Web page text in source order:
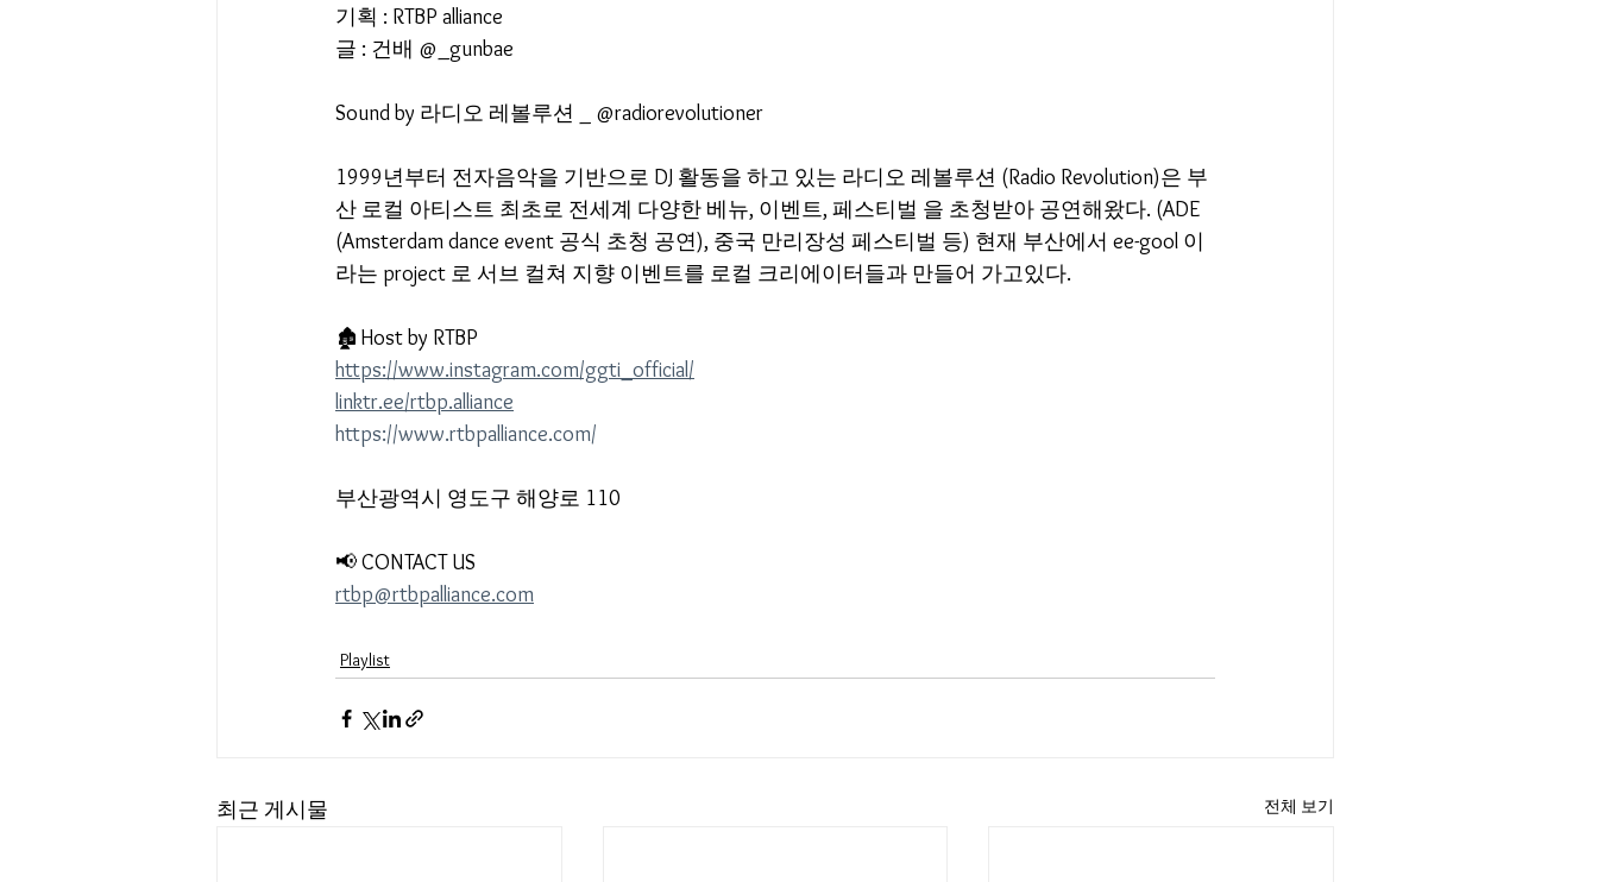
기획 : RTBP alliance
글 : 건배 @_gunbae
Sound by 라디오 레볼루션 _ @radiorevolutioner
1999년부터 전자음악을 기반으로 DJ 활동을 하고 있는 라디오 레볼루션 (Radio Revolution)은 부
산 로컬 아티스트 최초로 전세계 다양한 베뉴, 이벤트, 페스티벌 을 초청받아 공연해왔다. (ADE
(Amsterdam dance event 공식 초청 공연), 중국 만리장성 페스티벌 등) 현재 부산에서 ee-gool 이
라는 project 로 서브 컬쳐 지향 이벤트를 로컬 크리에이터들과 만들어 가고있다.
🏚️Host by RTBP
https://www.instagram.com/ggti_official/
linktr.ee/rtbp.alliance
https://www.rtbpalliance.com/
부산광역시 영도구 해양로 110
📢 CONTACT US
rtbp@rtbpalliance.com
Playlist
최근 게시물 전체 보기